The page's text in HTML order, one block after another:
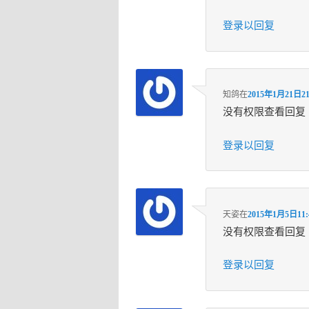
登录以回复
知鸽在2015年1月21日
没有权限查看回复
登录以回复
天姿在2015年1月5日
没有权限查看回复
登录以回复